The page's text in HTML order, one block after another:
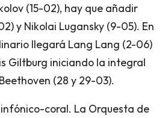
(15-02), hay que añadir
y Nikolai Lugansky (9-05). En
llegará Lang Lang (2-06)
Giltburg iniciando la integral
(28 y 29-03).
coral. La Orquesta de